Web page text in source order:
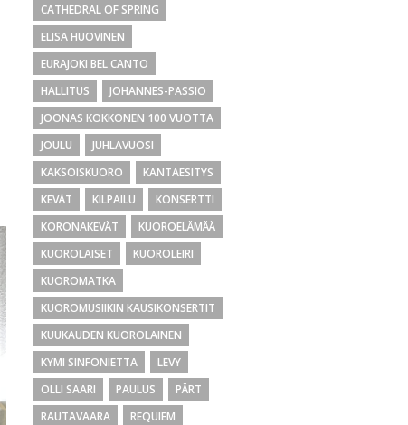
CATHEDRAL OF SPRING
ELISA HUOVINEN
EURAJOKI BEL CANTO
HALLITUS
JOHANNES-PASSIO
JOONAS KOKKONEN 100 VUOTTA
JOULU
JUHLAVUOSI
KAKSOISKUORO
KANTAESITYS
KEVÄT
KILPAILU
KONSERTTI
KORONAKEVÄT
KUOROELÄMÄÄ
KUOROLAISET
KUOROLEIRI
KUOROMATKA
KUOROMUSIIKIN KAUSIKONSERTIT
KUUKAUDEN KUOROLAINEN
KYMI SINFONIETTA
LEVY
OLLI SAARI
PAULUS
PÄRT
RAUTAVAARA
REQUIEM